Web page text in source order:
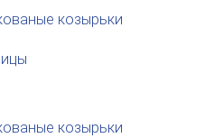
козырьки
козырьки